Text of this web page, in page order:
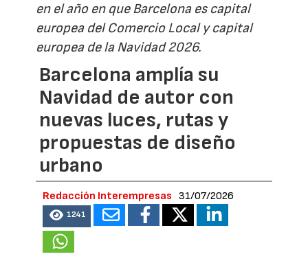
en el año en que Barcelona es capital
europea del Comercio Local y capital
europea de la Navidad 2026.
Barcelona amplía su
Navidad de autor con
nuevas luces, rutas y
propuestas de diseño
urbano
Redacción Interempresas 31/07/2026
1241